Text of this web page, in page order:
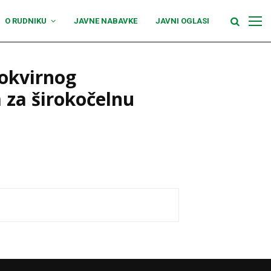
O RUDNIKU JAVNE NABAVKE JAVNI OGLASI
širokočelnu